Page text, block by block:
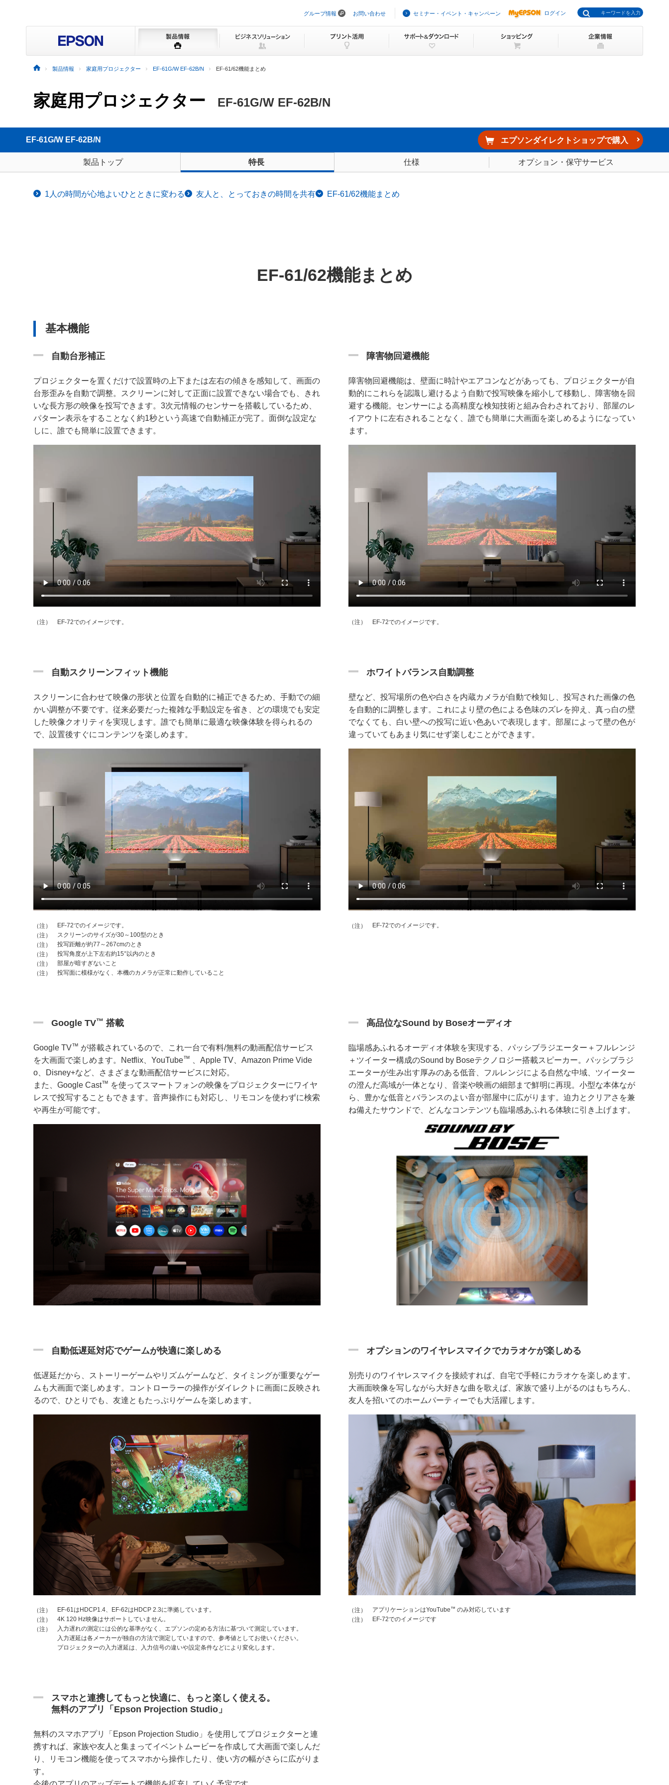
ビ
ョ
ッ
プ
グループ情報 お問い合わせ セミナー・イベント・キャンペーン ログイン
製品情報 家庭用プロジェクター EF-61G/W EF-62B/N EF-61/62機能まとめ
家庭用プロジェクター EF-61G/W EF-62B/N
EF-61G/W EF-62B/N エプソンダイレクトショップで購入
製品トップ 特長 仕様 オプション・保守サービス
1人の時間が心地よいひとときに変わる 友人と、とっておきの時間を共有 EF-61/62機能まとめ
EF-61/62機能まとめ
基本機能
自動台形補正
プロジェクターを置くだけで設置時の上下または左右の傾きを感知して、画面の
台形歪みを自動で調整。スクリーンに対して正面に設置できない場合でも、きれ
いな長方形の映像を投写できます。3次元情報のセンサーを搭載しているため、
パターン表示をすることなく約1秒という高速で自動補正が完了。面倒な設定な
しに、誰でも簡単に設置できます。
（注） EF-72でのイメージです。
障害物回避機能
障害物回避機能は、壁面に時計やエアコンなどがあっても、プロジェクターが自
動的にこれらを認識し避けるよう自動で投写映像を縮小して移動し、障害物を回
避する機能。センサーによる高精度な検知技術と組み合わされており、部屋のレ
イアウトに左右されることなく、誰でも簡単に大画面を楽しめるようになってい
ます。
（注） EF-72でのイメージです。
自動スクリーンフィット機能
スクリーンに合わせて映像の形状と位置を自動的に補正できるため、手動での細
かい調整が不要です。従来必要だった複雑な手動設定を省き、どの環境でも安定
した映像クオリティを実現します。誰でも簡単に最適な映像体験を得られるの
で、設置後すぐにコンテンツを楽しめます。
（注）
EF-72でのイメージです。
（注）
スクリーンのサイズが30～100型のとき
（注）
投写距離が約77～267cmのとき
（注）
投写角度が上下左右約15°以内のとき
（注）
部屋が暗すぎないこと
（注）
投写面に模様がなく、本機のカメラが正常に動作していること
ホワイトバランス自動調整
壁など、投写場所の色や白さを内蔵カメラが自動で検知し、投写された画像の色
を自動的に調整します。これにより壁の色による色味のズレを抑え、真っ白の壁
でなくても、白い壁への投写に近い色あいで表現します。部屋によって壁の色が
違っていてもあまり気にせず楽しむことができます。
（注） EF-72でのイメージです。
Google TV™ 搭載
Google TV™ が搭載されているので、これ一台で有料/無料の動画配信サービス
を大画面で楽しめます。Netflix、YouTube™
、Apple TV、Amazon Prime Vide
o、Disney+など、さまざまな動画配信サービスに対応。
また、Google Cast™ を使ってスマートフォンの映像をプロジェクターにワイヤ
レスで投写することもできます。音声操作にも対応し、リモコンを使わずに検索
や再生が可能です。
高品位なSound by Boseオーディオ
臨場感あふれるオーディオ体験を実現する、パッシブラジエーター＋フルレンジ
＋ツイーター構成のSound by Boseテクノロジー搭載スピーカー。パッシブラジ
エーターが生み出す厚みのある低音、フルレンジによる自然な中域、ツイーター
の澄んだ高域が一体となり、音楽や映画の細部まで鮮明に再現。小型な本体なが
ら、豊かな低音とバランスのよい音が部屋中に広がります。迫力とクリアさを兼
ね備えたサウンドで、どんなコンテンツも臨場感あふれる体験に引き上げます。
自動低遅延対応でゲームが快適に楽しめる
低遅延だから、ストーリーゲームやリズムゲームなど、タイミングが重要なゲー
ムも大画面で楽しめます。コントローラーの操作がダイレクトに画面に反映され
るので、ひとりでも、友達ともたっぷりゲームを楽しめます。
（注）
EF-61はHDCP1.4、EF-62はHDCP 2.3に準拠しています。
（注）
4K 120 Hz映像はサポートしていません。
（注）
入力遅れの測定には公的な基準がなく、エプソンの定める方法に基づいて測定しています。
入力遅延は各メーカーが独自の方法で測定していますので、参考値としてお使いください。
プロジェクターの入力遅延は、入力信号の違いや設定条件などにより変化します。
オプションのワイヤレスマイクでカラオケが楽しめる
別売りのワイヤレスマイクを接続すれば、自宅で手軽にカラオケを楽しめます。
大画面映像を写しながら大好きな曲を歌えば、家族で盛り上がるのはもちろん、
友人を招いてのホームパーティーでも大活躍します。
（注） アプリケーションはYouTube™ のみ対応しています
（注）
EF-72でのイメージです
スマホと連携してもっと快適に、もっと楽しく使える。
無料のアプリ「Epson Projection Studio」
無料のスマホアプリ「Epson Projection Studio」を使用してプロジェクターと連
携すれば、家族や友人と集まってイベントムービーを作成して大画面で楽しんだ
り、リモコン機能を使ってスマホから操作したり、使い方の幅がさらに広がりま
す。